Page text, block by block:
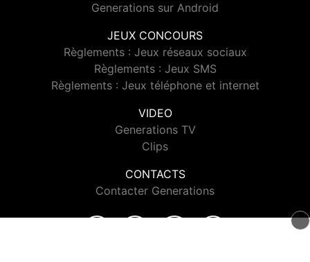
Generations sur Android
JEUX CONCOURS
Règlements : Jeux réseaux sociaux
Règlements : Jeux SMS
Règlements : Jeux téléphone et internet
VIDEO
Generations TV
Clips
CONTACTS
Contacter Generations